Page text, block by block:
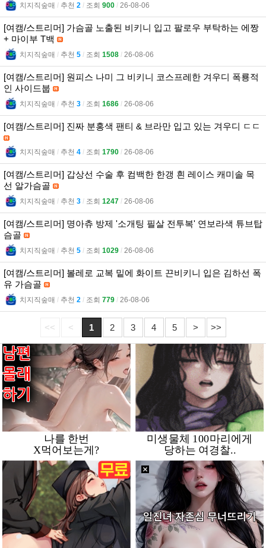
치지직숲매 l 추천 2 l 조회 900 l 26-08-06
[여캠/스트리머] 가슴골 노출된 비키니 입고 팔로우 부탁하는 에짱
+ 마이부 T백
치지직숲매 l 추천 5 l 조회 1508 l 26-08-06
[여캠/스트리머] 원피스 나미 그 비키니 코스프레한 겨우디 폭룡적
인 사이드붑
치지직숲매 l 추천 3 l 조회 1686 l 26-08-06
[여캠/스트리머] 진짜 분홍색 팬티 & 브라만 입고 있는 겨우디 ㄷㄷ
치지직숲매 l 추천 4 l 조회 1790 l 26-08-06
[여캠/스트리머] 갑상선 수술 후 컴백한 한갱 흰 레이스 캐미솔 목
선 알가슴골
치지직숲매 l 추천 3 l 조회 1247 l 26-08-06
[여캠/스트리머] 명아츄 방제 '소개팅 필살 전투복' 연보라색 튜브탑
슴골
치지직숲매 l 추천 5 l 조회 1029 l 26-08-06
[여캠/스트리머] 볼레로 교복 밑에 화이트 끈비키니 입은 김하선 폭
유 가슴골
치지직숲매 l 추천 2 l 조회 779 l 26-08-06
<< < 1 2 3 4 5 > >>